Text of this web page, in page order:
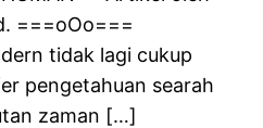
===oOo===
tidak lagi cukup
pengetahuan searah
zaman […]